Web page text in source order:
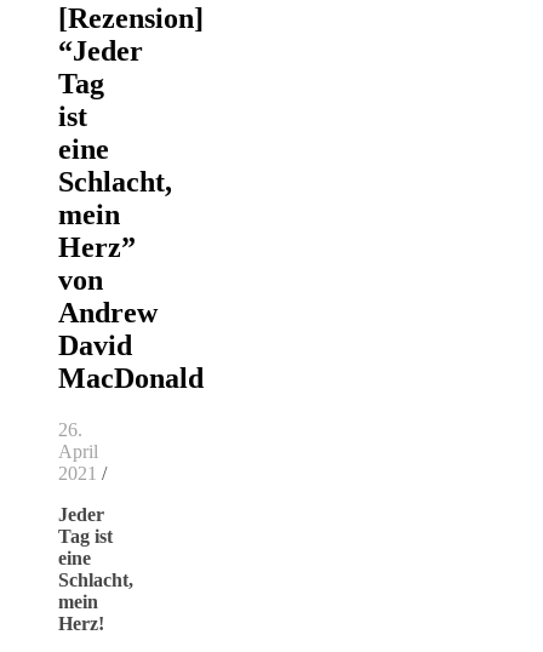
[Rezension]
“Jeder
Tag
ist
eine
Schlacht,
mein
Herz”
von
Andrew
David
MacDonald
26.
April
2021 /
Jeder
Tag ist
eine
Schlacht,
mein
Herz!